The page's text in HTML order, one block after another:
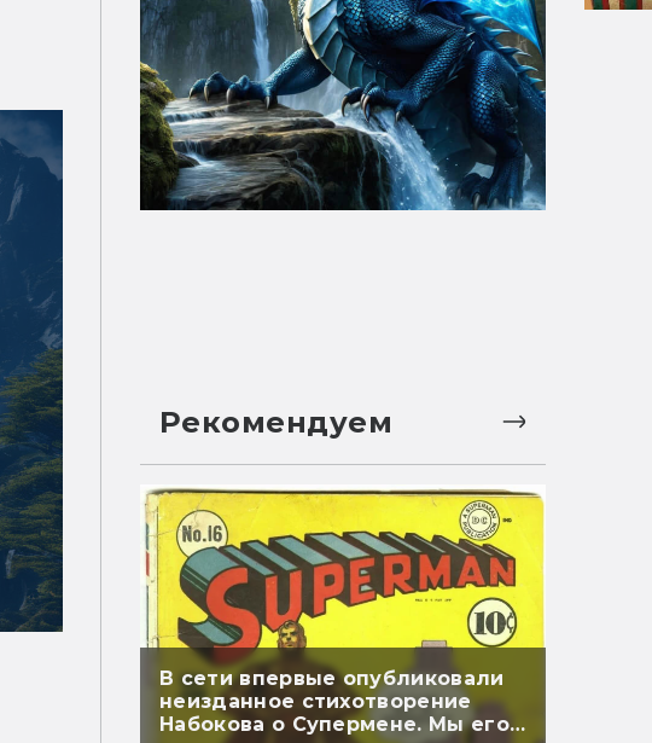
Рекомендуем
В сети впервые опубликовали
неизданное стихотворение
Набокова о Супермене. Мы его